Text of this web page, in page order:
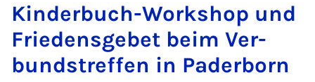
Kinder­buch-Work­shop und
Friedens­ge­b­et beim Ver­
bund­stref­fen in Pader­born